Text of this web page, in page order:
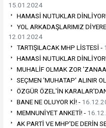
15.01.2024
HAMASİ NUTUKLAR
YOL ARKADAŞLARIMIZ
12.01.2024
TARTIŞILACAK MHP LİSTESİ -
HAMASİ NUTUKLAR
MUHALİF OLMAK ZOR
SEÇMEN 'MUHATAP' ALINIR
ÖZGÜR ÖZEL'İN
BANE NE OLUYOR Kİ! -
MEMNUNİYET ANKETİ! -
AK PARTİ VE MHP'DE DERİN